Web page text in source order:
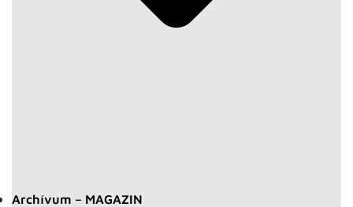
Archívum – MAGAZIN